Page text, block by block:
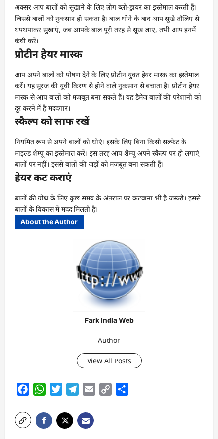
अक्सर आप बालों को सूखाने के लिए लोग ब्लो-ड्रायर का इस्तेमाल करती हैं।
जिससे बालों को नुकसान हो सकता है। बाल धोने के बाद आप सूखे तौलिए से
थपथपाकर सुखाएं, जब आपके बाल पूरी तरह से सूख जाए, तभी आप इनमें
कंघी करें।
प्रोटीन हेयर मास्क
आप अपने बालों को पोषण देने के लिए प्रोटीन युक्त हेयर मास्क का इस्तेमाल
करें। यह सूरज की यूवी किरण से होने वाले नुकसान से बचाता है। प्रोटीन हेयर
मास्क से आप बालों को मजबूत बना सकते हैं। यह डैमेज बालों की परेशानी को
दूर करने में है मददगार।
स्कैल्प को साफ रखें
नियमित रूप से अपने बालों को धोएं। इसके लिए बिना किसी सल्फेट के
माइल्ड शैम्पू का इस्तेमाल करें। इस तरह आप शैम्पू अपने स्कैल्प पर ही लगाएं,
बालों पर नहीं। इससे बालों की जड़ों को मजबूत बना सकती हैं।
हेयर कट कराएं
बालों की ग्रोथ के लिए कुछ समय के अंतराल पर कटवाना भी है जरूरी। इससे
बालों के विकास में मदद मिलती है।
About the Author
Fark India Web
Author
View All Posts
FacebookWhatsAppTwitterTelegram
Email
Copy